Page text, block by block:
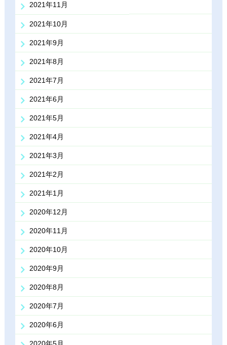
2021年11月
2021年10月
2021年9月
2021年8月
2021年7月
2021年6月
2021年5月
2021年4月
2021年3月
2021年2月
2021年1月
2020年12月
2020年11月
2020年10月
2020年9月
2020年8月
2020年7月
2020年6月